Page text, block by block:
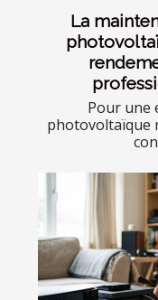
La
Pour une
photovoltaïque